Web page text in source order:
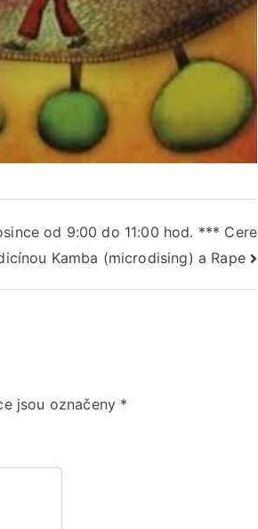
od 9:00 do 11:00 hod. *** Cere
Kamba (microdising) a Rape
jsou označeny *